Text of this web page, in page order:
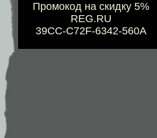
Промокод на скидку 5%
REG.RU
39CC-C72F-6342-560A